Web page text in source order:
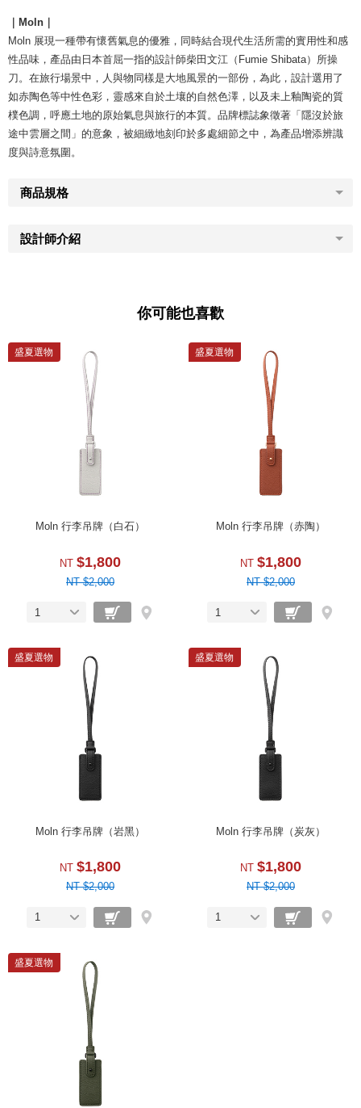
｜Moln｜
Moln 展現一種帶有懷舊氣息的優雅，同時結合現代生活所需的實用性和感
性品味，產品由日本首屈一指的設計師柴田文江（Fumie Shibata）所操
刀。在旅行場景中，人與物同樣是大地風景的一部份，為此，設計選用了
如赤陶色等中性色彩，靈感來自於土壤的自然色澤，以及未上釉陶瓷的質
樸色調，呼應土地的原始氣息與旅行的本質。品牌標誌象徵著「隱沒於旅
途中雲層之間」的意象，被細緻地刻印於多處細節之中，為產品增添辨識
度與詩意氛圍。
商品規格
設計師介紹
你可能也喜歡
盛夏選物
Moln 行李吊牌（白石）
NT $1,800
NT $2,000
1
盛夏選物
Moln 行李吊牌（赤陶）
NT $1,800
NT $2,000
1
盛夏選物
Moln 行李吊牌（岩黑）
NT $1,800
NT $2,000
1
盛夏選物
Moln 行李吊牌（炭灰）
NT $1,800
NT $2,000
1
盛夏選物